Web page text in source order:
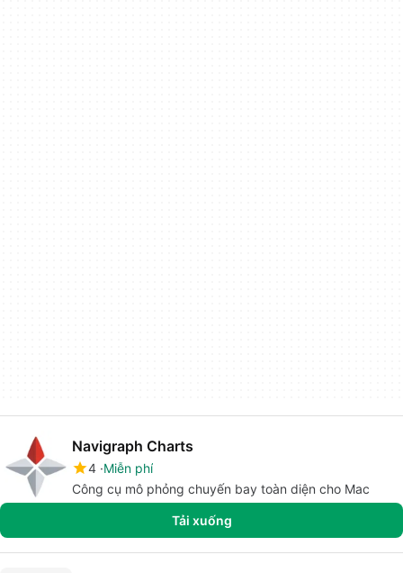
Navigraph Charts
4 Miễn phí
Công cụ mô phỏng chuyến bay toàn diện cho Mac
Tải xuống